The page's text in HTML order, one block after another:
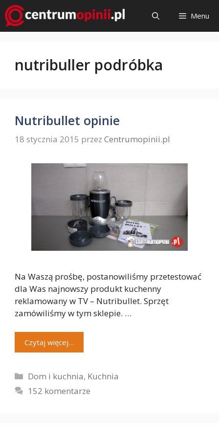
Przejdź
do
treści
Menu
nutribuller podróbka
Nutribullet opinie
18 stycznia 2015 przez Centrumopinii.pl
Na Waszą prośbę, postanowiliśmy przetestować
dla Was najnowszy produkt kuchenny
reklamowany w TV – Nutribullet. Sprzęt
zamówiliśmy w tym sklepie. …
Czytaj więcej…
Kategorie
Dom i kuchnia, Kuchnia
152 komentarze